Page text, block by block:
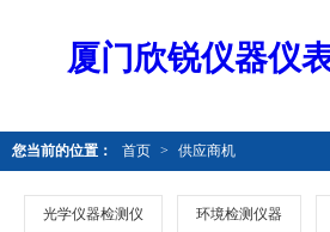
厦门欣锐仪器仪
您当前的位置： 首页 > 供应商机
光学仪器检测仪 环境检测仪器